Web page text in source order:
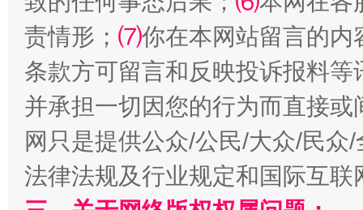
解纷+调解+退费，一次搞定
责情形； ⑺你在本网站留言的内
条款方可留言和反映投诉报料
并承担一切因您的行为而直接
网只是提供公众/公民/大众/民
法律法规及行业规定和国际互